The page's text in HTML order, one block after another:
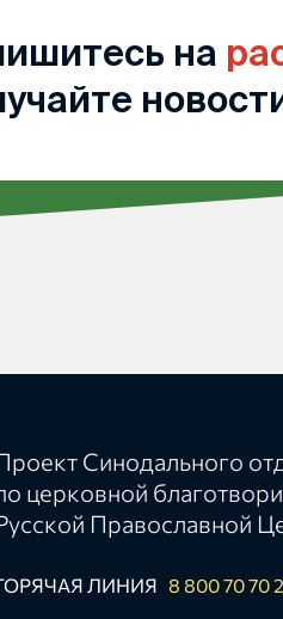
на
Синодального
церковной
Православной
ЛИНИЯ 8 800 70 70